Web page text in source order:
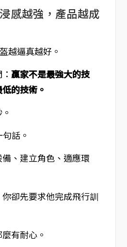
感越強，產品越成
越逼真越好。
贏家不是最強大的技
的技術。
話。
、建立角色、適應環
卻先要求他完成飛行訓
有耐心。